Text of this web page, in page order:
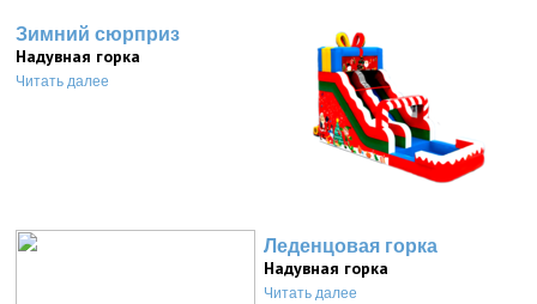
Зимний сюрприз
Надувная горка
Читать далее
Леденцовая горка
Надувная горка
Читать далее